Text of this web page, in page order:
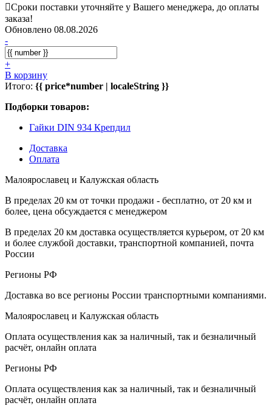
Сроки поставки уточняйте у Вашего менеджера, до оплаты
заказа!
Обновлено 08.08.2026
-
+
В корзину
Итого: {{ price*number | localeString }}
Подборки товаров:
Гайки DIN 934 Крепдил
Доставка
Оплата
Малоярославец и Калужская область
В пределах 20 км от точки продажи - бесплатно, от 20 км и
более, цена обсуждается с менеджером
В пределах 20 км доставка осуществляется курьером, от 20 км
и более службой доставки, транспортной компанией, почта
России
Регионы РФ
Доставка во все регионы России транспортными компаниями.
Малоярославец и Калужская область
Оплата осуществления как за наличный, так и безналичный
расчёт, онлайн оплата
Регионы РФ
Оплата осуществления как за наличный, так и безналичный
расчёт, онлайн оплата